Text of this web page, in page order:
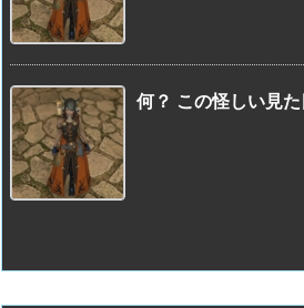
何？ この怪しい見た